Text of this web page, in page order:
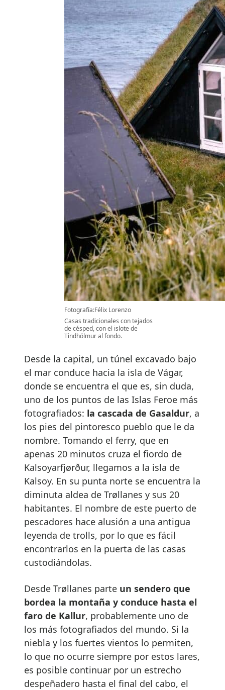
Fotografía:Félix Lorenzo
Casas tradicionales con tejados
de césped, con el islote de
Tindhólmur al fondo.
Desde la capital, un túnel excavado bajo
el mar conduce hacia la isla de Vágar,
donde se encuentra el que es, sin duda,
uno de los puntos de las Islas Feroe más
fotografiados: la cascada de Gasaldur, a
los pies del pintoresco pueblo que le da
nombre. Tomando el ferry, que en
apenas 20 minutos cruza el fiordo de
Kalsoyarfjørður, llegamos a la isla de
Kalsoy. En su punta norte se encuentra la
diminuta aldea de Trøllanes y sus 20
habitantes. El nombre de este puerto de
pescadores hace alusión a una antigua
leyenda de trolls, por lo que es fácil
encontrarlos en la puerta de las casas
custodiándolas.
Desde Trøllanes parte un sendero que
bordea la montaña y conduce hasta el
faro de Kallur, probablemente uno de
los más fotografiados del mundo. Si la
niebla y los fuertes vientos lo permiten,
lo que no ocurre siempre por estos lares,
es posible continuar por un estrecho
despeñadero hasta el final del cabo, el